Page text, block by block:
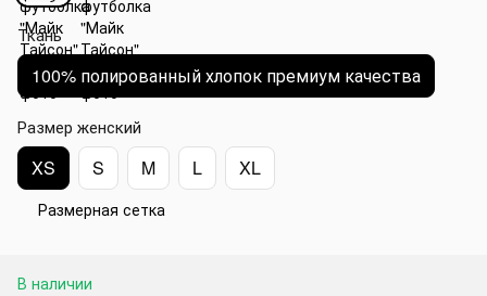
Ткань
100% полированный хлопок премиум качества
Размер женский
XS S M L XL
Размерная сетка
В наличии